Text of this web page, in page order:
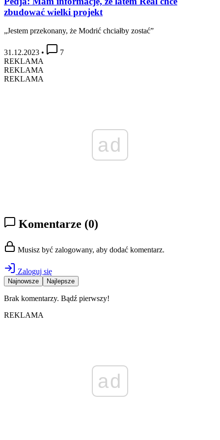
zbudować wielki projekt
„Jestem przekonany, że Modrić chciałby zostać”
31.12.2023 •
7
REKLAMA
REKLAMA
REKLAMA
ad
Komentarze (0)
Musisz być zalogowany, aby dodać komentarz.
Zaloguj się
Najnowsze Najlepsze
Brak komentarzy. Bądź pierwszy!
REKLAMA
ad